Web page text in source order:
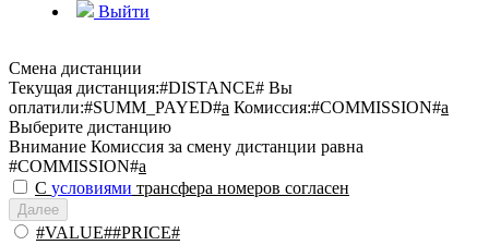
Выйти
Смена дистанции
Текущая дистанция:#DISTANCE# Вы
оплатили:#SUMM_PAYED#a Комиссия:#COMMISSION#a
Выберите дистанцию
Внимание Комиссия за смену дистанции равна
#COMMISSION#a
С условиями трансфера номеров согласен
Далее
#VALUE##PRICE#